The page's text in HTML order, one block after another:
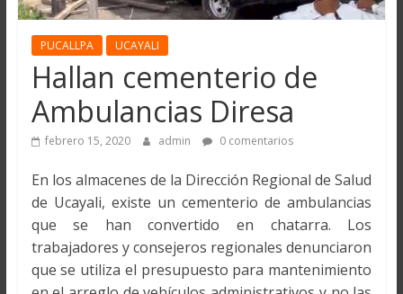
PUCALLPA UCAYALI
Hallan cementerio de
Ambulancias Diresa
febrero 15, 2020 admin 0 comentarios
En los almacenes de la Dirección Regional de Salud
de Ucayali, existe un cementerio de ambulancias
que se han convertido en chatarra. Los
trabajadores y consejeros regionales denunciaron
que se utiliza el presupuesto para mantenimiento